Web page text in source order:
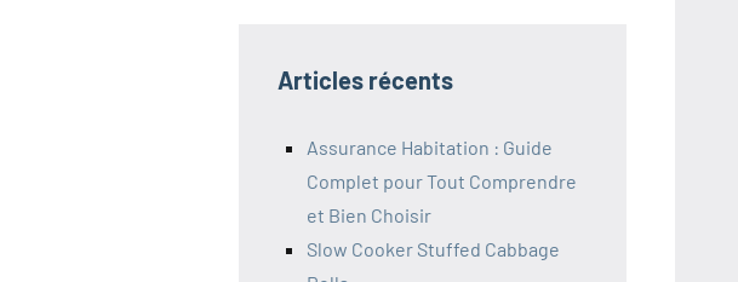
Articles récents
Assurance Habitation : Guide
Complet pour Tout Comprendre
et Bien Choisir
Slow Cooker Stuffed Cabbage